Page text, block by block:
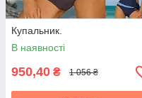
Купальник.
В наявності
950,40 ₴ 1 056 ₴